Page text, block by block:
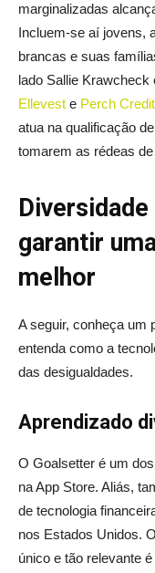
marginalizadas
Incluem-se aí jovens,
brancas e suas
lado Sallie
Ellevest e Perch Credit
atua na qualificação
tomarem as rédeas
garantir
melhor
A seguir, conheça um
entenda como a
das desigualdades.
Aprendizado
O Goalsetter é um
na App Store. Aliás,
de tecnologia
nos Estados Unidos.
único e tão relevante